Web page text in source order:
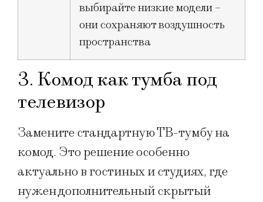
выбирайте низкие модели –
они сохраняют воздушность
пространства
3. Комод как тумба под
телевизор
Замените стандартную ТВ-тумбу на
комод. Это решение особенно
актуально в гостиных и студиях, где
нужен дополнительный скрытый